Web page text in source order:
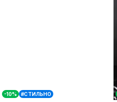
-10% #СТИЛЬНО